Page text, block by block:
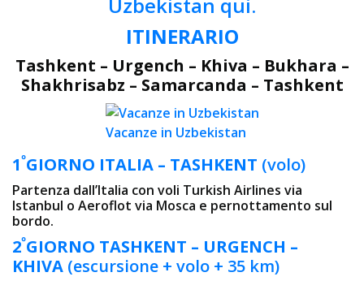
ITINERARIO
Tashkent – Urgench – Khiva – Bukhara –
Shakhrisabz – Samarcanda – Tashkent
Vacanze in Uzbekistan
1ºGIORNO ITALIA – TASHKENT (volo)
Partenza dall’Italia con voli Turkish Airlines via
Istanbul o Aeroflot via Mosca e pernottamento sul
bordo.
2ºGIORNO TASHKENT – URGENCH –
KHIVA (escursione + volo + 35 km)